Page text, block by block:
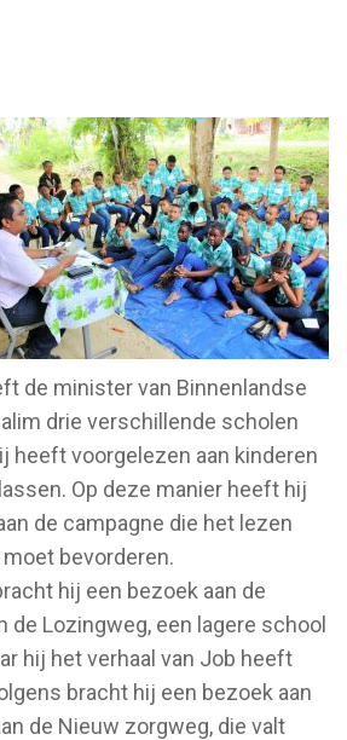
de minister van Binnenlandse
drie verschillende scholen
heeft voorgelezen aan kinderen
Op deze manier heeft hij
de campagne die het lezen
bevorderen.
hij een bezoek aan de
de Lozingweg, een lagere school
hij het verhaal van Job heeft
bracht hij een bezoek aan
de Nieuw zorgweg, die valt